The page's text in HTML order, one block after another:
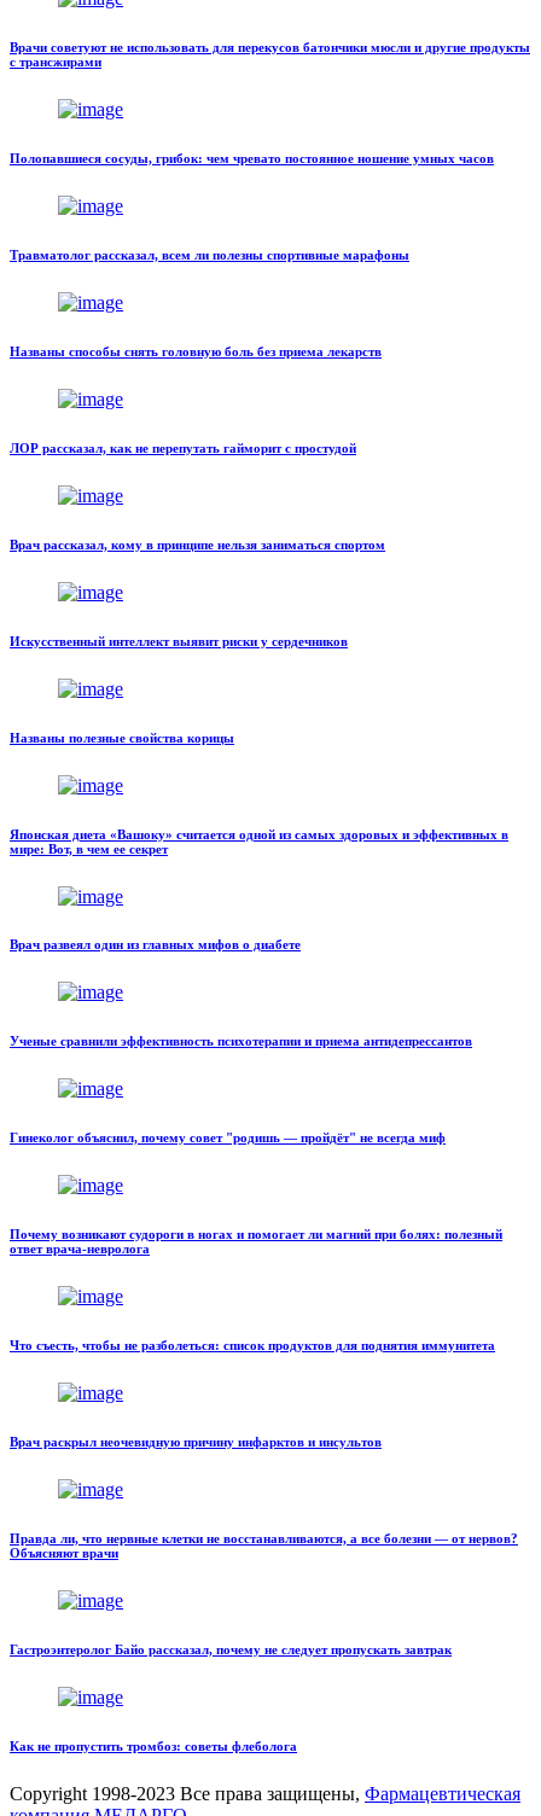
Врачи советуют не использовать для перекусов батончики мюсли и другие продукты
с трансжирами
Полопавшиеся сосуды, грибок: чем чревато постоянное ношение умных часов
Травматолог рассказал, всем ли полезны спортивные марафоны
Названы способы снять головную боль без приема лекарств
ЛОР рассказал, как не перепутать гайморит с простудой
Врач рассказал, кому в принципе нельзя заниматься спортом
Искусственный интеллект выявит риски у сердечников
Названы полезные свойства корицы
Японская диета «Вашоку» считается одной из самых здоровых и эффективных в
мире: Вот, в чем ее секрет
Врач развеял один из главных мифов о диабете
Ученые сравнили эффективность психотерапии и приема антидепрессантов
Гинеколог объяснил, почему совет "родишь — пройдёт" не всегда миф
Почему возникают судороги в ногах и помогает ли магний при болях: полезный
ответ врача-невролога
Что съесть, чтобы не разболеться: список продуктов для поднятия иммунитета
Врач раскрыл неочевидную причину инфарктов и инсультов
Правда ли, что нервные клетки не восстанавливаются, а все болезни — от нервов?
Объясняют врачи
Гастроэнтеролог Байо рассказал, почему не следует пропускать завтрак
Как не пропустить тромбоз: советы флеболога
Copyright 1998-2023 Все права защищены, Фармацевтическая